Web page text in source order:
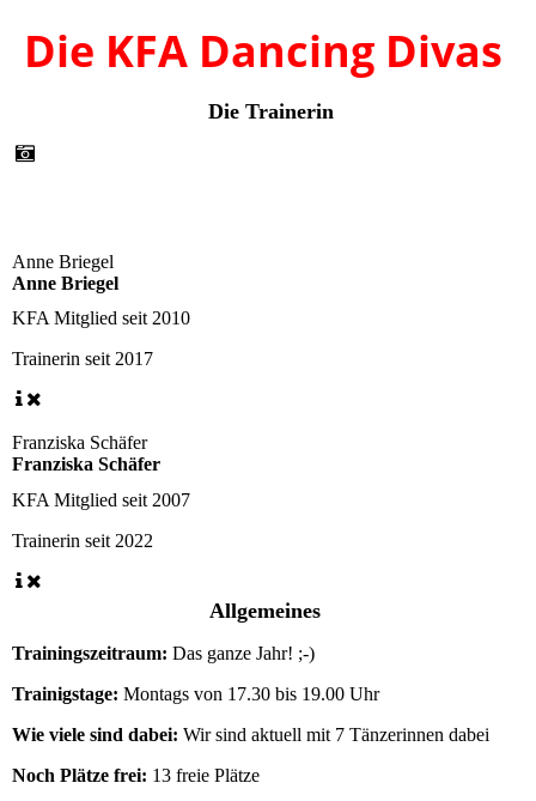
Die KFA Dancing Divas
Die Trainerin
Anne Briegel
Anne Briegel
KFA Mitglied seit2010
Trainerin seit2017
Franziska Schäfer
Franziska Schäfer
KFA Mitglied seit 2007
Trainerin seit 2022
Allgemeines
Trainingszeitraum: Das ganze Jahr! ;-)
Trainigstage: Montags von 17.30 bis 19.00 Uhr
Wie viele sind dabei: Wir sind aktuell mit 7 Tänzerinnen dabei
Noch Plätze frei: 13 freie Plätze